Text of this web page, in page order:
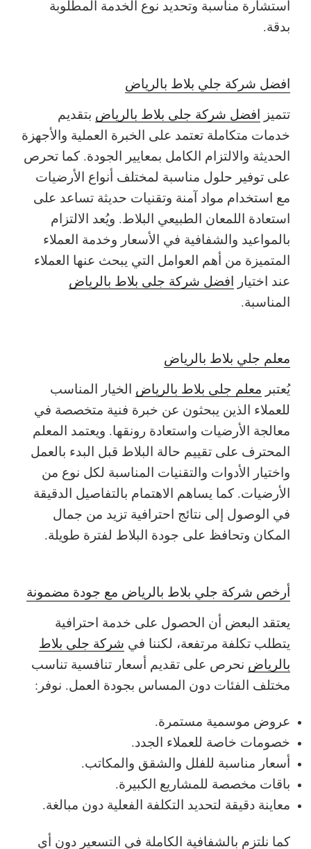
استشارة مناسبة وتحديد نوع الخدمة المطلوبة
بدقة.
افضل شركة جلي بلاط بالرياض
تتميز افضل شركة جلي بلاط بالرياض بتقديم
خدمات متكاملة تعتمد على الخبرة العملية والأجهزة
الحديثة والالتزام الكامل بمعايير الجودة. كما تحرص
على توفير حلول مناسبة لمختلف أنواع الأرضيات
مع استخدام مواد آمنة وتقنيات حديثة تساعد على
استعادة اللمعان الطبيعي البلاط. ويُعد الالتزام
بالمواعيد والشفافية في الأسعار وخدمة العملاء
المتميزة من أهم العوامل التي يبحث عنها العملاء
عند اختيار افضل شركة جلي بلاط بالرياض
المناسبة.
معلم جلي بلاط بالرياض
يُعتبر معلم جلي بلاط بالرياض الخيار المناسب
للعملاء الذين يبحثون عن خبرة فنية متخصصة في
معالجة الأرضيات واستعادة رونقها. ويعتمد المعلم
المحترف على تقييم حالة البلاط قبل البدء بالعمل
واختيار الأدوات والتقنيات المناسبة لكل نوع من
الأرضيات. كما يساهم الاهتمام بالتفاصيل الدقيقة
في الوصول إلى نتائج احترافية تزيد من جمال
المكان وتحافظ على جودة البلاط لفترة طويلة.
أرخص شركة جلي بلاط بالرياض مع جودة مضمونة
يعتقد البعض أن الحصول على خدمة احترافية
يتطلب تكلفة مرتفعة، لكننا في شركة جلي بلاط
بالرياض نحرص على تقديم أسعار تنافسية تناسب
مختلف الفئات دون المساس بجودة العمل. نوفر:
عروض موسمية مستمرة.
خصومات خاصة للعملاء الجدد.
أسعار مناسبة للفلل والشقق والمكاتب.
باقات مخصصة للمشاريع الكبيرة.
معاينة دقيقة لتحديد التكلفة الفعلية دون مبالغة.
كما نلتزم بالشفافية الكاملة في التسعير دون أي